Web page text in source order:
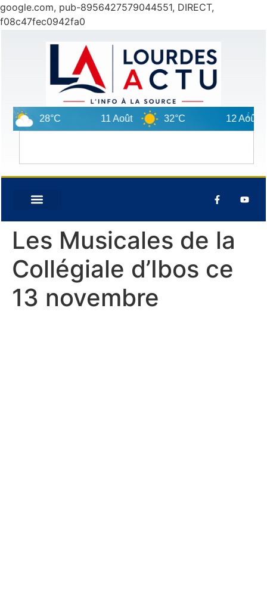
google.com, pub-8956427579044551, DIRECT,
f08c47fec0942fa0
28°C 11 Août 32°C 12 Août
Les Musicales de la
Collégiale d’Ibos ce
13 novembre